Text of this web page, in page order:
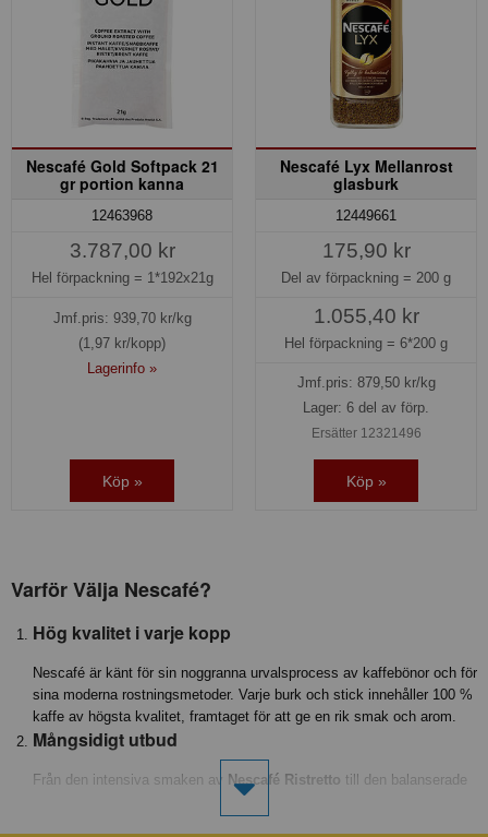
Nescafé Gold Softpack 21
gr portion kanna
12463968
3.787,00 kr
Hel förpackning = 1*192x21g
Jmf.pris: 939,70kr/kg
(1,97 kr/kopp)
Lagerinfo »
Köp »
Nescafé Lyx Mellanrost
glasburk
12449661
175,90 kr
Del av förpackning = 200 g
1.055,40 kr
Hel förpackning = 6*200 g
Jmf.pris: 879,50kr/kg
Lager: 6 del av förp.
Ersätter 12321496
Köp »
Varför Välja Nescafé?
Hög kvalitet i varje kopp
Nescafé är känt för sin noggranna urvalsprocess av kaffebönor och för
sina moderna rostningsmetoder. Varje burk och stick innehåller 100 %
kaffe av högsta kvalitet, framtaget för att ge en rik smak och arom.
Mångsidigt utbud
Från den intensiva smaken av Nescafé Ristretto till den balanserade